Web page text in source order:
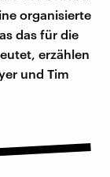
organisierte
das für die
erzählen
und Tim